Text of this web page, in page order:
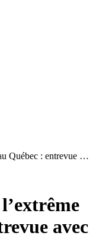
Québec : entrevue …
avec